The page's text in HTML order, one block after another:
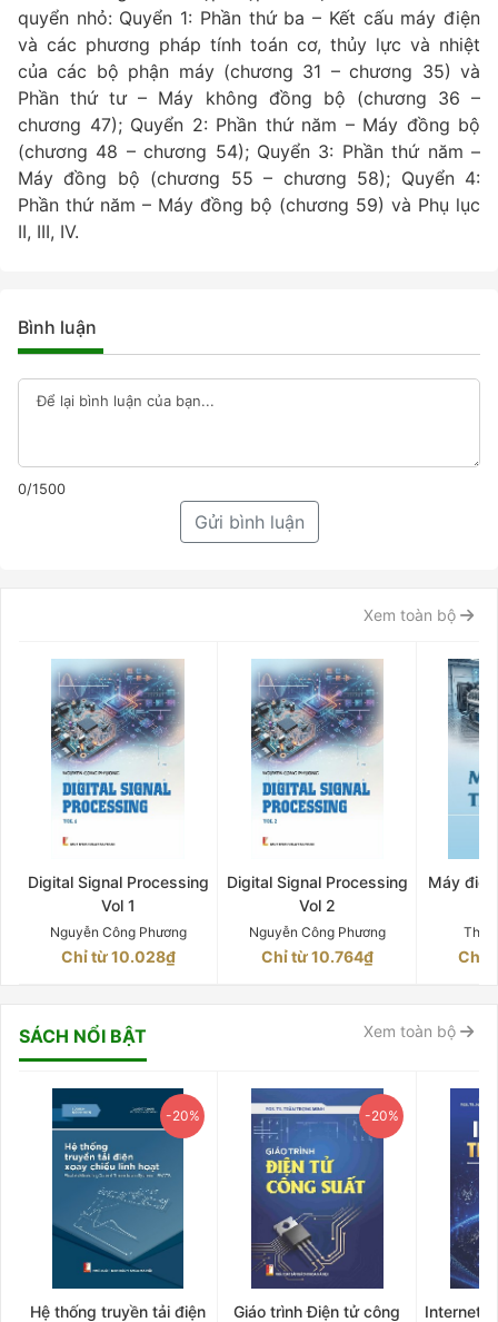
quyển nhỏ: Quyển 1: Phần thứ ba – Kết cấu máy điện
và các phương pháp tính toán cơ, thủy lực và nhiệt
của các bộ phận máy (chương 31 – chương 35) và
Phần thứ tư – Máy không đồng bộ (chương 36 –
chương 47); Quyển 2: Phần thứ năm – Máy đồng bộ
(chương 48 – chương 54); Quyển 3: Phần thứ năm –
Máy đồng bộ (chương 55 – chương 58); Quyển 4:
Phần thứ năm – Máy đồng bộ (chương 59) và Phụ lục
II, III, IV.
Bình luận
0/1500
Gửi bình luận
Xem toàn bộ
Digital Signal Processing
Vol 1
Nguyễn Công Phương
Chỉ từ 10.028₫
Digital Signal Processing
Vol 2
Nguyễn Công Phương
Chỉ từ 10.764₫
Máy
Chỉ
SÁCH NỔI BẬT Xem toàn bộ
-20%
Hệ thống truyền tải điện
-20%
Giáo trình Điện tử công
Internet